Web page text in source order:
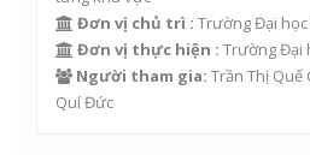
Đơn vị chủ trì : Trường Đại
Đơn vị thực hiện : Trường Đại
Người tham gia: Trần Thị Quế
Quí Đức